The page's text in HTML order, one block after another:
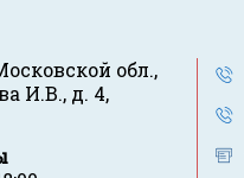
обл.,
И.В., д. 4,